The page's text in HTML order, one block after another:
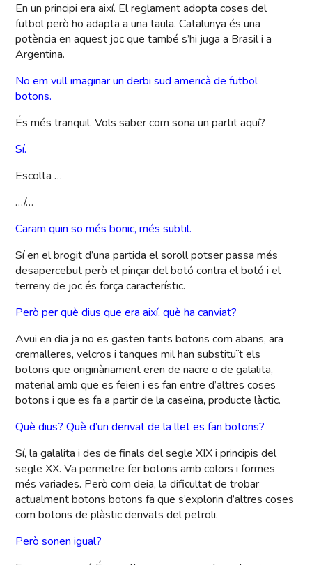
En un principi era així. El reglament adopta coses del
futbol però ho adapta a una taula. Catalunya és una
potència en aquest joc que també s’hi juga a Brasil i a
Argentina.
No em vull imaginar un derbi sud americà de futbol
botons.
És més tranquil. Vols saber com sona un partit aquí?
Sí.
Escolta …
…/…
Caram quin so més bonic, més subtil.
Sí en el brogit d’una partida el soroll potser passa més
desapercebut però el pinçar del botó contra el botó i el
terreny de joc és força característic.
Però per què dius que era així, què ha canviat?
Avui en dia ja no es gasten tants botons com abans, ara
cremalleres, velcros i tanques mil han substituït els
botons que originàriament eren de nacre o de galalita,
material amb que es feien i es fan entre d’altres coses
botons i que es fa a partir de la caseïna, producte làctic.
Què dius? Què d’un derivat de la llet es fan botons?
Sí, la galalita i des de finals del segle XIX i principis del
segle XX. Va permetre fer botons amb colors i formes
més variades. Però com deia, la dificultat de trobar
actualment botons botons fa que s’explorin d’altres coses
com botons de plàstic derivats del petroli.
Però sonen igual?